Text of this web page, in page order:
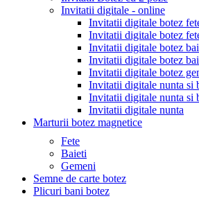
Invitatii digitale - online
Invitatii digitale botez
Invitatii digitale botez
Invitatii digitale botez
Invitatii digitale botez
Invitatii digitale botez
Invitatii digitale nunta si
Invitatii digitale nunta si
Invitatii digitale nunta
Marturii botez magnetice
Fete
Baieti
Gemeni
Semne de carte botez
Plicuri bani botez